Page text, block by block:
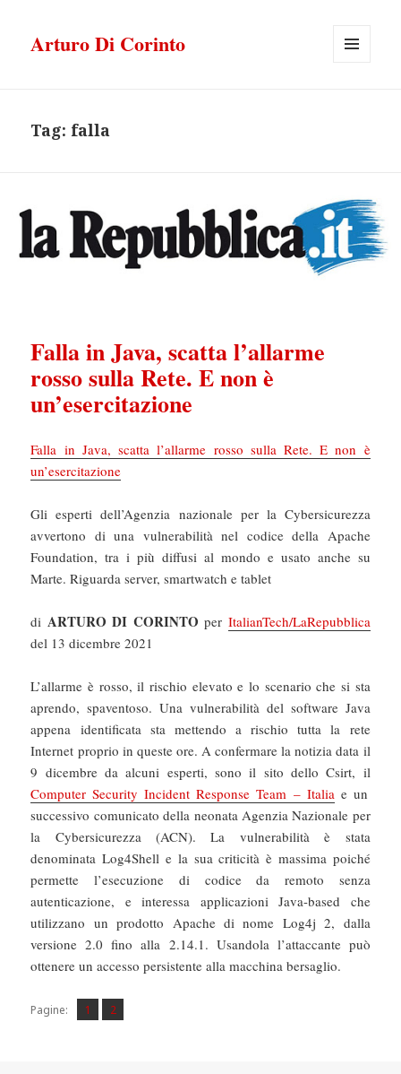
Arturo Di Corinto
Tag: falla
Falla in Java, scatta l’allarme
rosso sulla Rete. E non è
un’esercitazione
Falla in Java, scatta l’allarme rosso sulla Rete. E non è
un’esercitazione
Gli esperti dell’Agenzia nazionale per la Cybersicurezza
avvertono di una vulnerabilità nel codice della Apache
Foundation, tra i più diffusi al mondo e usato anche su
Marte. Riguarda server, smartwatch e tablet
di ARTURO DI CORINTO per ItalianTech/LaRepubblica
del 13 dicembre 2021
L’allarme è rosso, il rischio elevato e lo scenario che si sta
aprendo, spaventoso. Una vulnerabilità del software Java
appena identificata sta mettendo a rischio tutta la rete
Internet proprio in queste ore. A confermare la notizia data il
9 dicembre da alcuni esperti, sono il sito dello Csirt, il
Computer Security Incident Response Team – Italia e un
successivo comunicato della neonata Agenzia Nazionale per
la Cybersicurezza (ACN). La vulnerabilità è stata
denominata Log4Shell e la sua criticità è massima poiché
permette l’esecuzione di codice da remoto senza
autenticazione, e interessa applicazioni Java-based che
utilizzano un prodotto Apache di nome Log4j 2, dalla
versione 2.0 fino alla 2.14.1. Usandola l’attaccante può
ottenere un accesso persistente alla macchina bersaglio.
Pagine: Pagina
1 ,
Pagina
2